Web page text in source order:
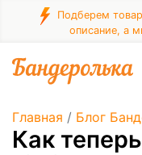
Подберем
описание, а
Главная / Блог
Как